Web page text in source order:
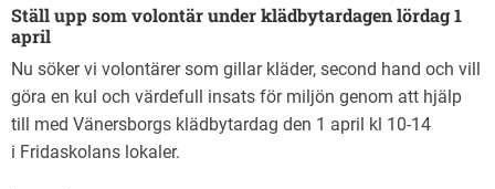
Ställ upp som volontär under klädbytardagen lördag 1
april
Nu söker vi volontärer som gillar kläder, second hand och vill
göra en kul och värdefull insats för miljön genom att hjälp
till med Vänersborgs klädbytardag den 1 april kl 10-14
i Fridaskolans lokaler.